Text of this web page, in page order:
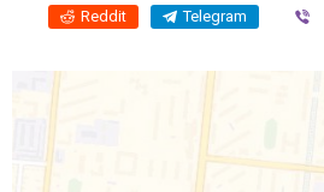
Reddit Telegram